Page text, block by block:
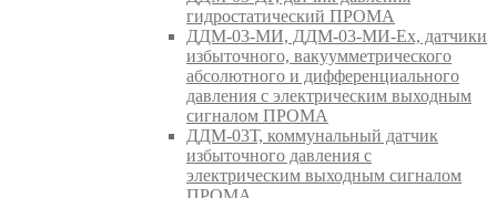
гидростатический ПРОМА
ДДМ-03-МИ, ДДМ-03-МИ-Ех, датчики
избыточного, вакуумметрического
абсолютного и дифференциального
давления с электрическим выходным
сигналом ПРОМА
ДДМ-03Т, коммунальный датчик
избыточного давления с
электрическим выходным сигналом